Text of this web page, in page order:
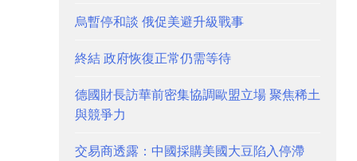
烏暫停和談 俄促美避升級戰事
終結 政府恢復正常仍需等待
德國財長訪華前密集協調歐盟立場 聚焦稀土
與競爭力
交易商透露：中國採購美國大豆陷入停滯